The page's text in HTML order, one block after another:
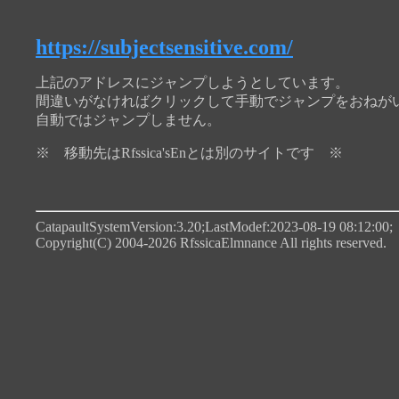
https://subjectsensitive.com/
上記のアドレスにジャンプしようとしています。
間違いがなければクリックして手動でジャンプをおねが
自動ではジャンプしません。
※ 移動先はRfssica'sEnとは別のサイトです ※
CatapaultSystemVersion:3.20;LastModef:2023-08-19 08:12:00;
Copyright(C) 2004-2026 RfssicaElmnance All rights reserved.